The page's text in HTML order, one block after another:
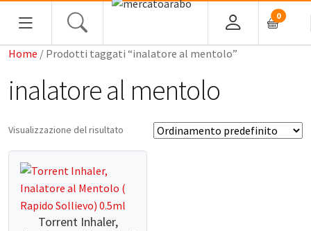
0
HOME
ALIMENTARI
COSMESI
PROFUMI ARABI
SOUK
Home / Prodotti taggati “inalatore al mentolo”
inalatore al mentolo
Visualizzazione del risultato
Torrent Inhaler,